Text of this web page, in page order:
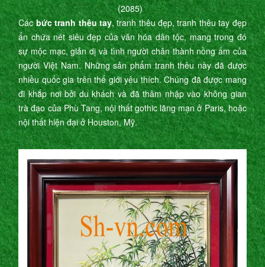
(2085)
Cácbức tranh thêu tay, tranh thêu đẹp, tranh thêu tay đẹp
ẩn chứa nét siêu đẹp của văn hóa dân tộc, mang trong đó
sự mộc mạc, giản dị và tình người chân thành nồng ấm của
người Việt Nam. Những sản phẩm tranh thêu này đã được
nhiều quốc gia trên thế giới yêu thích. Chúng đã được mang
đi khắp nơi bởi du khách và đã thâm nhập vào không gian
trà đạo của Phù Tang, nội thất gothic lãng mạn ở Paris, hoặc
nội thất hiện đại ở Houston, Mỹ.